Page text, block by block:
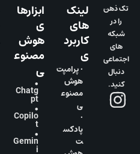
تک ذهن
را در
شبکه
های
اجتماعی
دنبال
کنید.
لینک
های
کاربرد
ی
• پرامپت
هوش
مصنوع
ی
•
پادکس
ت
ابزارها
ی
هوش
مصنوع
ی
•
Chatg
pt
•
Copilo
t
•
Gemin
i